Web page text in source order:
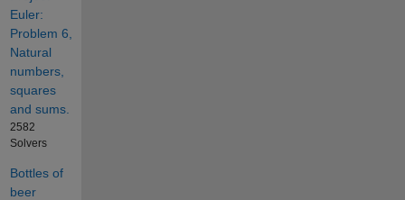
Euler:
Problem 6,
Natural
numbers,
squares
and sums.
2582
Solvers
Bottles of
beer